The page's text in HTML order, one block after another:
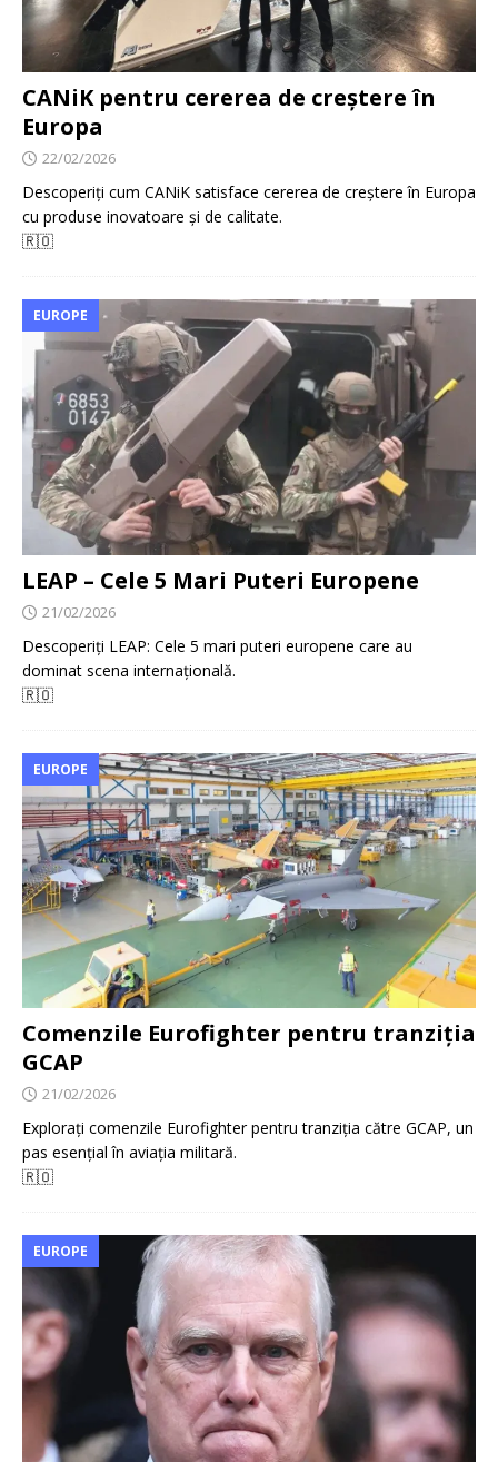
CANiK pentru cererea de creștere în
Europa
22/02/2026
Descoperiți cum CANiK satisface cererea de creștere în Europa
cu produse inovatoare și de calitate.
🇷🇴
EUROPE
LEAP – Cele 5 Mari Puteri Europene
21/02/2026
Descoperiți LEAP: Cele 5 mari puteri europene care au
dominat scena internațională.
🇷🇴
EUROPE
Comenzile Eurofighter pentru tranziția
GCAP
21/02/2026
Explorați comenzile Eurofighter pentru tranziția către GCAP, un
pas esențial în aviația militară.
🇷🇴
EUROPE